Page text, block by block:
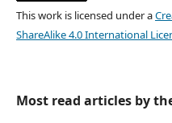
This work is licensed under a
ShareAlike 4.0 International
Most read articles by